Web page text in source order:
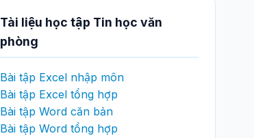
Tài liệu học tập Tin học văn
phòng
Bài tập Excel nhập môn
Bài tập Excel tổng hợp
Bài tập Word căn bản
Bài tập Word tổng hợp